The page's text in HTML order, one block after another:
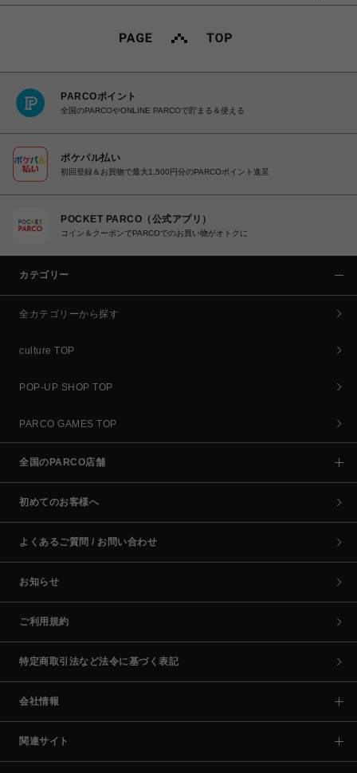
PARCOポイント
全国のPARCOやONLINE PARCOで貯まる＆使える
ポケパル払い
初回登録＆お買物で最大1,500円分のPARCOポイント進呈
POCKET PARCO（公式アプリ）
コイン＆クーポンでPARCOでのお買い物がオトクに
カテゴリー
全カテゴリーから探す
culture TOP
POP-UP SHOP TOP
PARCO GAMES TOP
全国のPARCO店舗
初めてのお客様へ
よくあるご質問 / お問い合わせ
お知らせ
ご利用規約
特定商取引法など法令に基づく表記
会社情報
関連サイト